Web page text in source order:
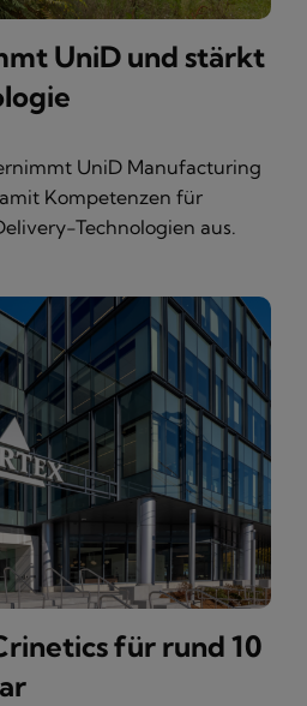
UniD und stärkt
UniD Manufacturing
Kompetenzen für
Technologien aus.
für rund 10